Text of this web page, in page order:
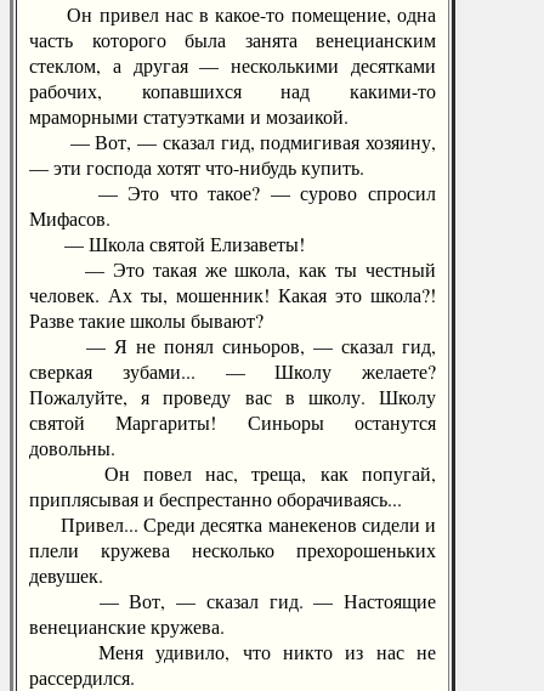
Он привел нас в какое-то помещение, одна
часть которого была занята венецианским
стеклом, а другая — несколькими десятками
рабочих, копавшихся над какими-то
мраморными статуэтками и мозаикой.
— Вот, — сказал гид, подмигивая хозяину,
— эти господа хотят что-нибудь купить.
— Это что такое? — сурово спросил
Мифасов.
— Школа святой Елизаветы!
— Это такая же школа, как ты честный
человек. Ах ты, мошенник! Какая это школа?!
Разве такие школы бывают?
— Я не понял синьоров, — сказал гид,
сверкая зубами... — Школу желаете?
Пожалуйте, я проведу вас в школу. Школу
святой Маргариты! Синьоры останутся
довольны.
Он повел нас, треща, как попугай,
приплясывая и беспрестанно оборачиваясь...
Привел... Среди десятка манекенов сидели и
плели кружева несколько прехорошеньких
девушек.
— Вот, — сказал гид. — Настоящие
венецианские кружева.
Меня удивило, что никто из нас не
рассердился.